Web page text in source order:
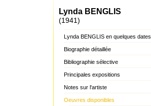
Lynda BENGLIS
(1941)
Lynda BENGLIS en quelques dates
Biographie détaillée
Bibliographie sélective
Principales expositions
Notes sur l'artiste
Oeuvres disponibles